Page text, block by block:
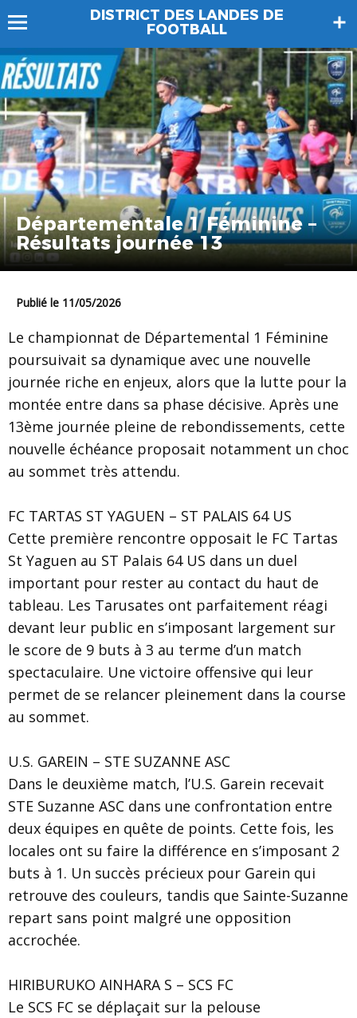
DISTRICT DES LANDES DE
FOOTBALL
Départementale 1 Féminine –
Résultats journée 13
Publié le 11/05/2026
Le championnat de Départemental 1 Féminine
poursuivait sa dynamique avec une nouvelle
journée riche en enjeux, alors que la lutte pour la
montée entre dans sa phase décisive. Après une
13ème journée pleine de rebondissements, cette
nouvelle échéance proposait notamment un choc
au sommet très attendu.
FC TARTAS ST YAGUEN – ST PALAIS 64 US
Cette première rencontre opposait le FC Tartas
St Yaguen au ST Palais 64 US dans un duel
important pour rester au contact du haut de
tableau. Les Tarusates ont parfaitement réagi
devant leur public en s’imposant largement sur
le score de 9 buts à 3 au terme d’un match
spectaculaire. Une victoire offensive qui leur
permet de se relancer pleinement dans la course
au sommet.
U.S. GAREIN – STE SUZANNE ASC
Dans le deuxième match, l’U.S. Garein recevait
STE Suzanne ASC dans une confrontation entre
deux équipes en quête de points. Cette fois, les
locales ont su faire la différence en s’imposant 2
buts à 1. Un succès précieux pour Garein qui
retrouve des couleurs, tandis que Sainte-Suzanne
repart sans point malgré une opposition
accrochée.
HIRIBURUKO AINHARA S – SCS FC
Le SCS FC se déplaçait sur la pelouse